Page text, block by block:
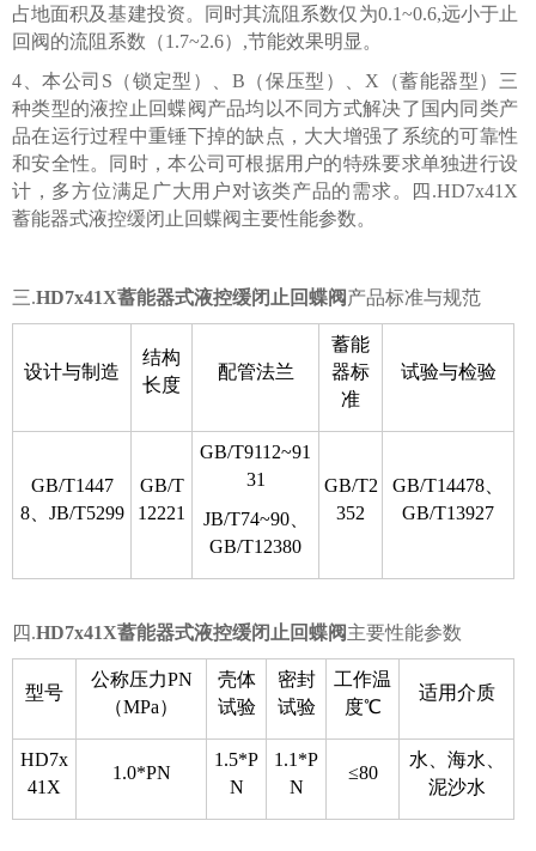
占地面积及基建投资。同时其流阻系数仅为0.1~0.6,远小于止
回阀的流阻系数（1.7~2.6）,节能效果明显。
4、本公司S（锁定型）、B（保压型）、X（蓄能器型）三
种类型的液控止回蝶阀产品均以不同方式解决了国内同类产
品在运行过程中重锤下掉的缺点，大大增强了系统的可靠性
和安全性。同时，本公司可根据用户的特殊要求单独进行设
计，多方位满足广大用户对该类产品的需求。四.HD7x41X
蓄能器式液控缓闭止回蝶阀主要性能参数。
三.HD7x41X蓄能器式液控缓闭止回蝶阀产品标准与规范
设计与制造
结构
长度
配管法兰
蓄能
器标
准
试验与检验
GB/T1447
8、JB/T5299
GB/T
12221
GB/T9112~91
31
JB/T74~90、
GB/T12380
GB/T2
352
GB/T14478、
GB/T13927
四.HD7x41X蓄能器式液控缓闭止回蝶阀主要性能参数
型号
公称压力PN
（MPa）
壳体
试验
密封
试验
工作温
度℃
适用介质
HD7x
41X
1.0*PN
1.5*P
N
1.1*P
N
≤80
水、海水、
泥沙水